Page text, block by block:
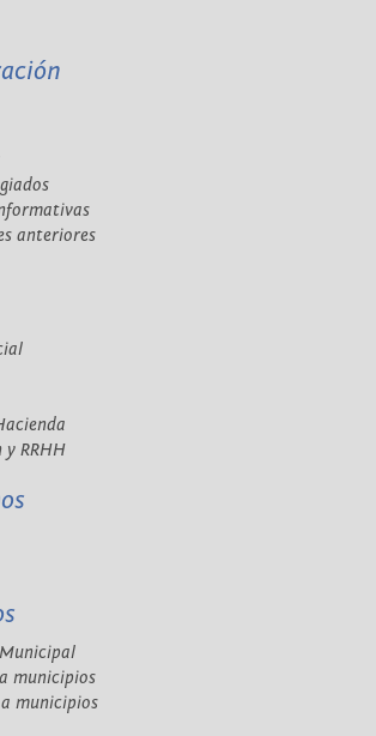
anteriores
RRHH
municipios
municipios